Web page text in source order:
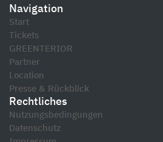
Navigation
Start
Tickets
GREENTERIOR
Partner
Location
Presse & Rückblick
Rechtliches
Nutzungsbedingungen
Datenschutz